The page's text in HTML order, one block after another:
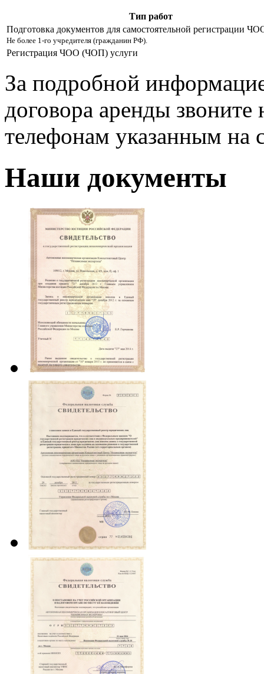
Тип работ
Подготовка документов для самостоятельной регистрации
Не более 1-го учредителя (гражданин РФ).
Регистрация ЧОО (ЧОП) услуги
За подробной
договора аренды
телефонам указанным на
Наши документы